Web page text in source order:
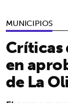
MUNICIPIOS
Críticas
en
de La